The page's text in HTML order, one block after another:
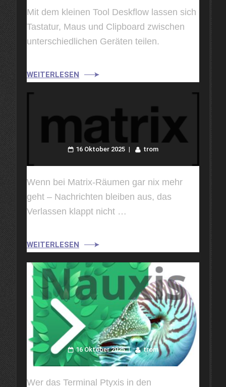
Mit dem kleinen Tool Deskflow lassen sich
Tastatur, Maus und Clipboard zwischen
unterschiedlichen Geräten teilen.
WEITERLESEN
16 Oktober 2025 trom
Wenn bei Matrix-Räumen gar nix mehr
geht – Nachrichten bleiben aus, das
Verlassen klappt nicht …
WEITERLESEN
16 Oktober 2025 trom
Wer das Terminal Ptyxis in den